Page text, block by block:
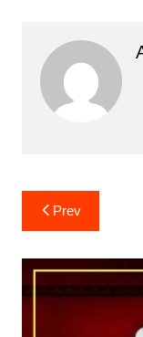
Post
navigation
Prev